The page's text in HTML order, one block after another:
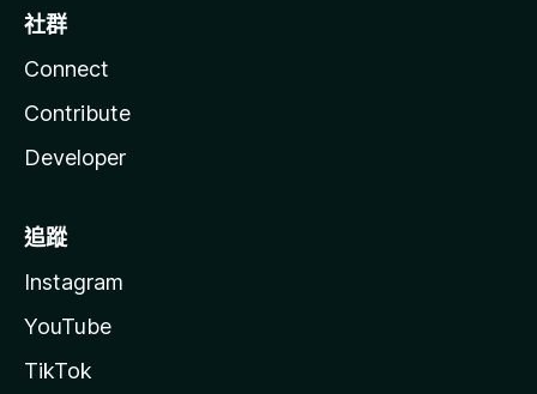
社群
Connect
Contribute
Developer
追蹤
Instagram
YouTube
TikTok